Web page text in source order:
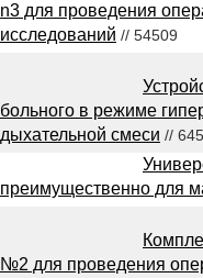
n3 для проведения
исследований // 54509
больного в режиме
дыхательной смеси //
преимущественно для
№2 для проведения